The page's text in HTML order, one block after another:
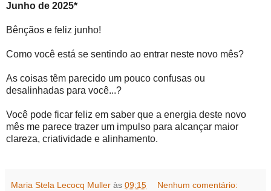
Junho de 2025*
Bênçãos e feliz junho!
Como você está se sentindo ao entrar neste novo mês?
As coisas têm parecido um pouco confusas ou
desalinhadas para você...?
Você pode ficar feliz em saber que a energia deste novo
mês me parece trazer um impulso para alcançar maior
clareza, criatividade e alinhamento.
Maria Stela Lecocq Muller às 09:15 Nenhum comentário: